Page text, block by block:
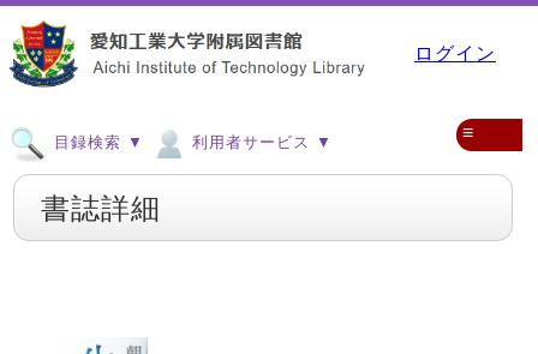
ログイン
目録検索 ▼ 利用者サービス ▼ ≡
書誌詳細